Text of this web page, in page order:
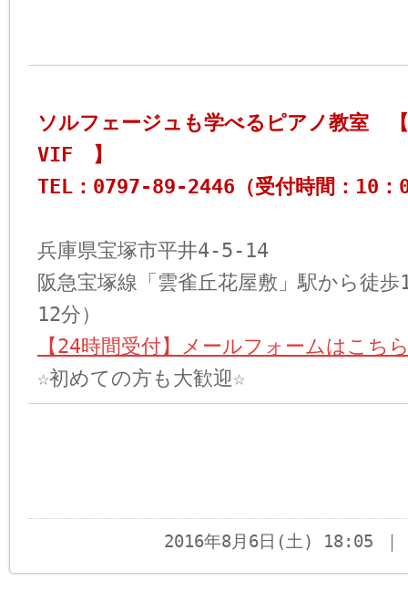
ソルフェージュも学べるピアノ教室
VIF 】
TEL：0797-89-2446（受付時間：10：
兵庫県宝塚市平井4-5-14
阪急宝塚線「雲雀丘花屋敷」駅から徒
12分）
【24時間受付】メールフォームはこち
☆初めての方も大歓迎☆
2016年8月6日(土) 18:05 ｜